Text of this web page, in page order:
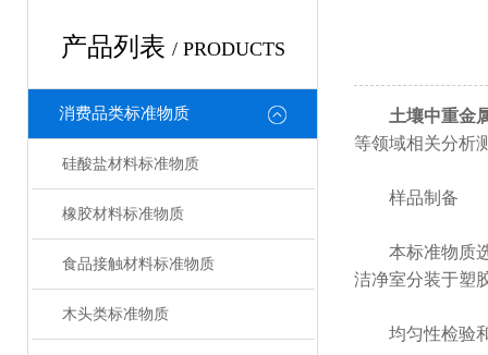
产品列表 / PRODUCTS
消费品类标准物质
硅酸盐材料标准物质
橡胶材料标准物质
食品接触材料标准物质
木头类标准物质
土壤中重金
等领域相关分析
样品制备
本标准物质选
洁净室分装于塑
均匀性检验和